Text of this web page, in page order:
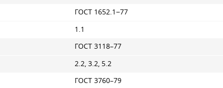
ГОСТ 1652.1−77
1.1
ГОСТ 3118–77
2.2, 3.2, 5.2
ГОСТ 3760–79